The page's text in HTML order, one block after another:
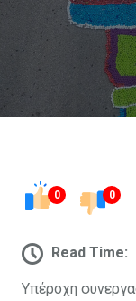
0 0
Read Time:
Υπέροχη